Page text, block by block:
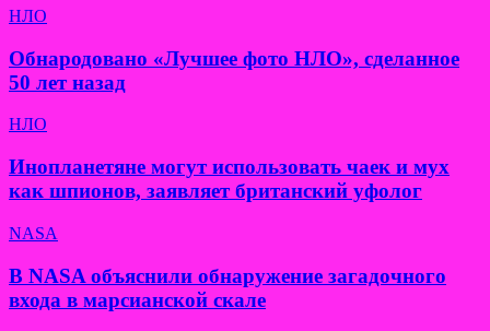
НЛО
Обнародовано «Лучшее фото НЛО», сделанное
50 лет назад
НЛО
Инопланетяне могут использовать чаек и мух
как шпионов, заявляет британский уфолог
NASA
В NASA объяснили обнаружение загадочного
входа в марсианской скале